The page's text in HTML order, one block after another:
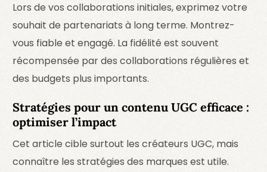
Lors de vos collaborations initiales, exprimez votre
souhait de partenariats à long terme. Montrez-
vous fiable et engagé. La fidélité est souvent
récompensée par des collaborations régulières et
des budgets plus importants.
Stratégies pour un contenu UGC efficace :
optimiser l’impact
Cet article cible surtout les créateurs UGC, mais
connaître les stratégies des marques est utile.